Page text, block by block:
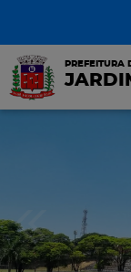
PREFEITURA